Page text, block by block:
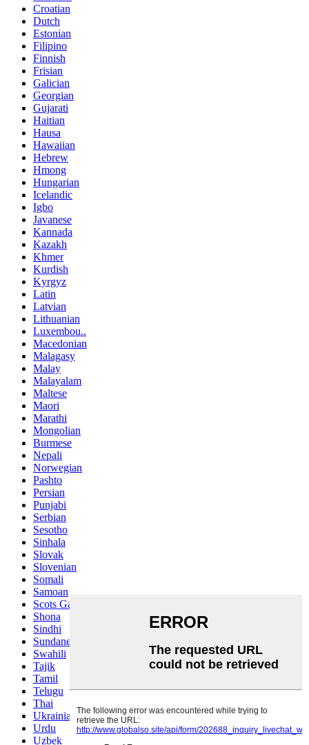
Croatian
Dutch
Estonian
Filipino
Finnish
Frisian
Galician
Georgian
Gujarati
Haitian
Hausa
Hawaiian
Hebrew
Hmong
Hungarian
Icelandic
Igbo
Javanese
Kannada
Kazakh
Khmer
Kurdish
Kyrgyz
Latin
Latvian
Lithuanian
Luxembou..
Macedonian
Malagasy
Malay
Malayalam
Maltese
Maori
Marathi
Mongolian
Burmese
Nepali
Norwegian
Pashto
Persian
Punjabi
Serbian
Sesotho
Sinhala
Slovak
Slovenian
Somali
Samoan
Scots Gaelic
Shona
Sindhi
Sundanese
Swahili
Tajik
Tamil
Telugu
Thai
Ukrainian
Urdu
Uzbek